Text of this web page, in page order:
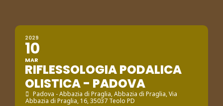
2029
10
MAR
RIFLESSOLOGIA PODALICA
OLISTICA - PADOVA
Padova - Abbazia di Praglia, Abbazia di Praglia, Via
Abbazia di Praglia, 16, 35037 Teolo PD